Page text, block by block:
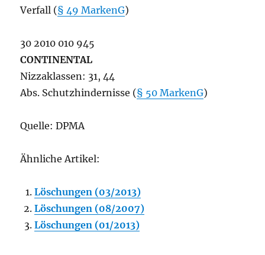
Verfall (§ 49 MarkenG)
30 2010 010 945
CONTINENTAL
Nizzaklassen: 31, 44
Abs. Schutzhindernisse (§ 50 MarkenG)
Quelle: DPMA
Ähnliche Artikel:
Löschungen (03/2013)
Löschungen (08/2007)
Löschungen (01/2013)